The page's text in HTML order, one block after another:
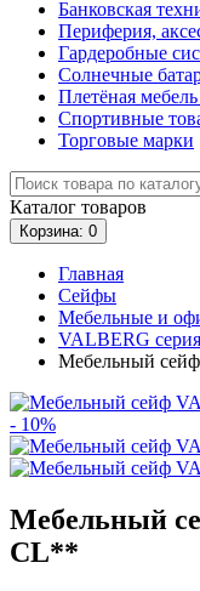
Банковская
Периферия,
Гардеробные
Солнечные
Плетёная
Спортивные
Торговые марки
Каталог товаров
Корзина: 0
Главная
Сейфы
Мебельные и
VALBERG
Мебельный
- 10%
Мебельный
CL**